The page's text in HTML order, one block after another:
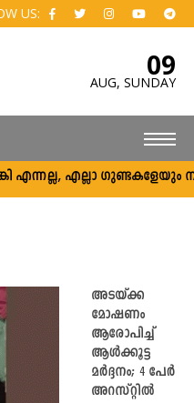
US:
09
AUG, SUNDAY
എല്ലാ ഗുണ്ടകളേയും
അടയ്ക്ക
മോഷണം
ആരോപിച്ച്
ആൾക്കൂട്ട
മർദ്ദനം; 4 പേർ
അറസ്റ്റിൽ